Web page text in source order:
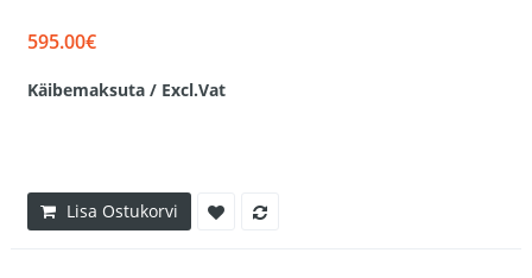
595.00€
Käibemaksuta / Excl.Vat
Lisa Ostukorvi